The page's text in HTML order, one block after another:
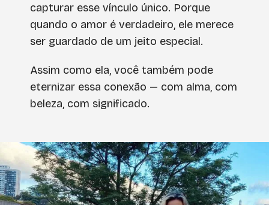
capturar esse vínculo único. Porque
quando o amor é verdadeiro, ele merece
ser guardado de um jeito especial.
Assim como ela, você também pode
eternizar essa conexão — com alma, com
beleza, com significado.